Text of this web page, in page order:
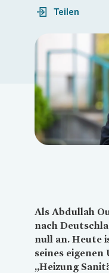
Login
Teilen
Als Abdullah
nach
null an. Heute
seines
„Heizung